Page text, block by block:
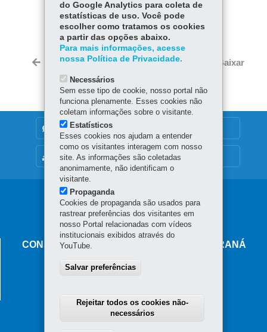
COMPARTILHE:
Fa
ce
bo
Tw
W
ha
ts
p
Voltar Início Imprimir Baixar
MAPA DO SITE
DENUNCIE CORRUPÇÃO
Navegação
principal
CONSELHO ESTADUAL DE SAÚDE DO PARANÁ
Rua Piquiri 170 - Rebouças
80230-140-Curitiba
do Google Analytics para coleta de
estatísticas de uso. Você pode
escolher como tratamos os cookies
a partir das opções abaixo.
Para mais informações, acesse
nossa Política de Privacidade.
Necessários
Sem esse tipo de cookie, nosso portal não
funciona plenamente. Esses cookies não
coletam informações sobre o visitante.
Estatísticos
Esses cookies nos ajudam a entender
como os visitantes interagem com nosso
site. As informações são coletadas
anonimamente, não identificam o
visitante.
Propaganda
Cookies de propaganda são usados para
rastrear preferências dos visitantes em
nosso Portal relacionadas com vídeos
institucionais exibidos através do
YouTube.
Salvar preferências
Rejeitar todos os cookies não-
necessários